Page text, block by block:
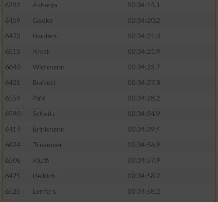
6392
Acharya
00:34:15.1
6459
Goeke
00:34:20.2
6473
Harders
00:34:21.0
6515
Kroth
00:34:21.9
6640
Wichmann
00:34:23.7
6421
Burkert
00:34:27.8
6559
Pahl
00:34:28.2
6590
Scheitz
00:34:34.9
6414
Brinkmann
00:34:39.4
6624
Tresemer
00:34:56.9
6506
Kluth
00:34:57.9
6475
Helbich
00:34:58.2
6525
Lenfers
00:34:58.2